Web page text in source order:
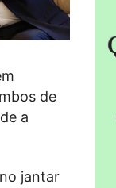
de
a
jantar